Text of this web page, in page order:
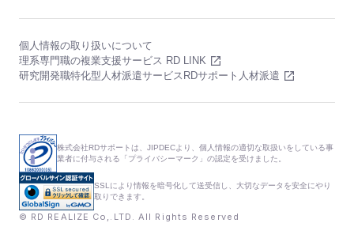
個人情報の取り扱いについて
理系専門職の複業支援サービス RD LINK
研究開発職特化型人材派遣サービスRDサポート人材派遣
株式会社RDサポートは、JIPDECより、個人情報の適切な取扱いをしている事
業者に付与される「プライバシーマーク」の認定を受けました。
SSLにより情報を暗号化して送受信し、大切なデータを安全にやり
取りできます。
© RD REALIZE Co,.LTD. All Rights Reserved